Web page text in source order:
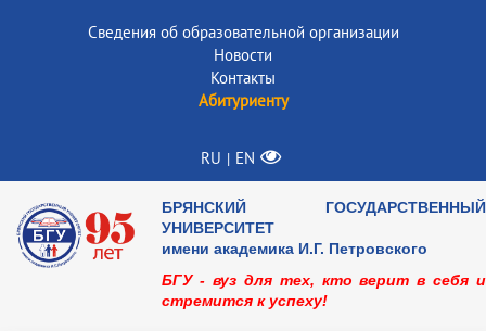
Сведения об образовательной организации
Новости
Контакты
Абитуриенту
RU | EN
БРЯНСКИЙ ГОСУДАРСТВЕННЫЙ
УНИВЕРСИТЕТ
имени академика И.Г. Петровского
БГУ - вуз для тех, кто верит в себя и
стремится к успеху!